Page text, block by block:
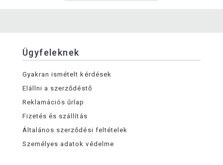
Ügyfeleknek
Gyakran ismételt kérdések
Elállni a szerződéstő
Reklamációs űrlap
Fizetés és szállítás
Általános szerződési feltételek
Személyes adatok védelme